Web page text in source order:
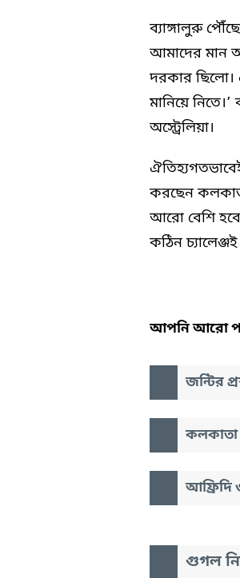
ব্যাঙ্গালুরু
আমাদের মান
দরকার ছিলো।
মানিয়ে
অস্ট্রেলিয়া।
করছেন
আরো বেশি
কঠিন
আপনি আরো
জন্টির
কলকাতা
আফ্রিদি
গুগল